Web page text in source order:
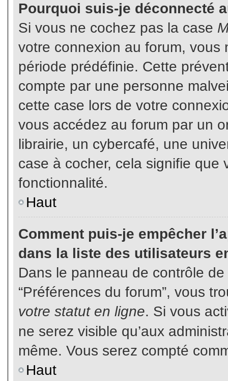
Pourquoi suis-je déconnecté
Si vous ne cochez pas la case
votre connexion au forum,
période prédéfinie. Cette
compte par une personne
cette case lors de votre
vous accédez au forum par un
librairie, un cybercafé, une
case à cocher, cela signifie que
fonctionnalité.
Haut
Comment puis-je empêcher
dans la liste des utilisateurs
Dans le panneau de contrôle
“Préférences du forum”, vous
votre statut en ligne. Si vous
ne serez visible qu’aux
même. Vous serez compté
Haut